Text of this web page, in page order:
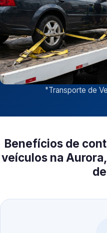
"Transporte de
Benefícios de
veículos na